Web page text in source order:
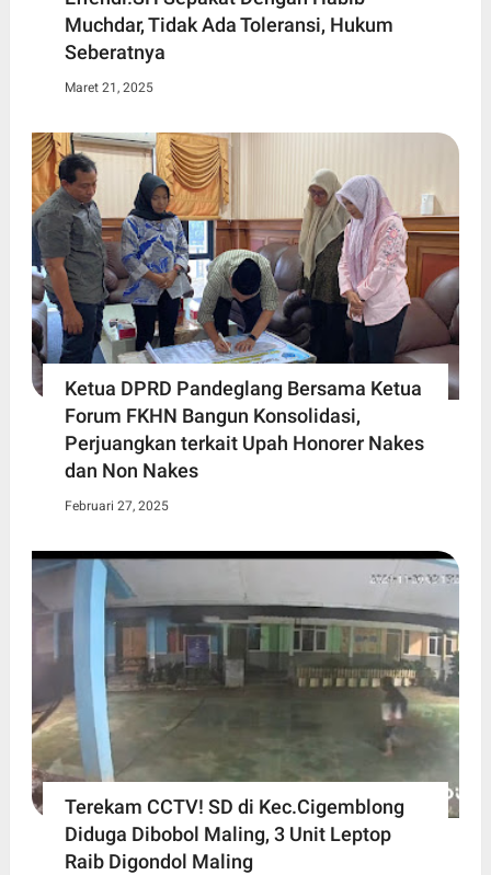
Muchdar, Tidak Ada Toleransi, Hukum
Seberatnya
Maret 21, 2025
Ketua DPRD Pandeglang Bersama Ketua
Forum FKHN Bangun Konsolidasi,
Perjuangkan terkait Upah Honorer Nakes
dan Non Nakes
Februari 27, 2025
Terekam CCTV! SD di Kec.Cigemblong
Diduga Dibobol Maling, 3 Unit Leptop
Raib Digondol Maling